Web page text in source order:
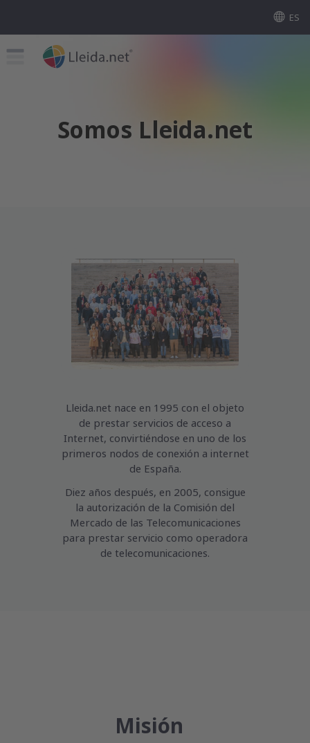
ES
Somos Lleida.net
Lleida.net nace en 1995 con el objeto
de prestar servicios de acceso a
Internet, convirtiéndose en uno de los
primeros nodos de conexión a internet
de España.
Diez años después, en 2005, consigue
la autorización de la Comisión del
Mercado de las Telecomunicaciones
para prestar servicio como operadora
de telecomunicaciones.
Misión